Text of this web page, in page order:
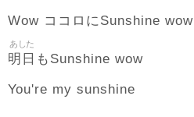
Wow ココロにSunshine wow
明日
あした
もSunshine wow
You're my sunshine